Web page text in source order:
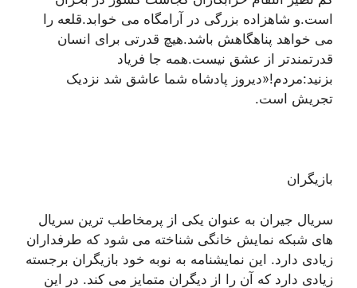
است.و شاهزاده بزرگی در آرامگاه می خوابد.قلعه را
می خواهد پناهگاهش باشد.هیچ قدرتی برای انسان
قدرتمندتر از عشق نیست.همه جا فریاد
بزنید:مردم!«دیروز پادشاه شما عاشق شد نزدیک
تجریش است.
بازیگران
سریال جیران به عنوان یکی از پرمخاطب ترین سریال
های شبکه نمایش خانگی شناخته می شود که طرفداران
زیادی دارد. این نمایشنامه به نوبه خود بازیگران برجسته
زیادی دارد که آن را از دیگران متمایز می کند. در این